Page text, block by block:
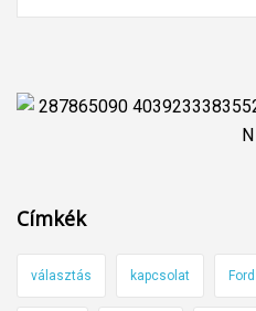
Címkék
választás kapcsolat Ford